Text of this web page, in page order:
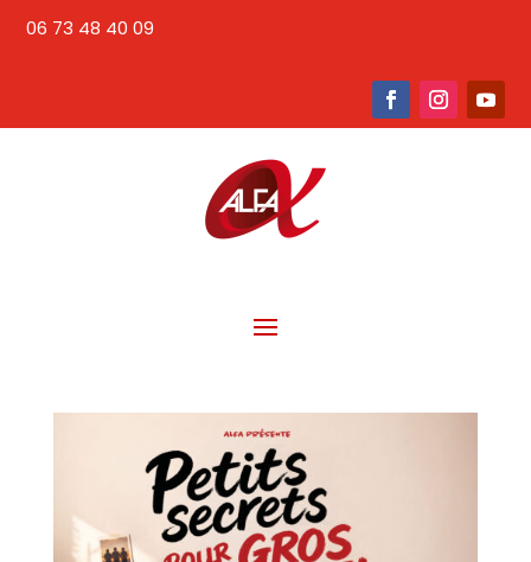
06 73 48 40 09